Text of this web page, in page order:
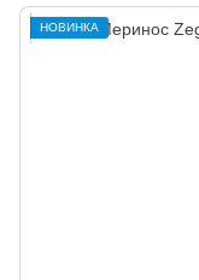
НОВИНКА